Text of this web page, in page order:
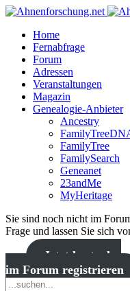
Home
Fernabfrage
Forum
Adressen
Veranstaltungen
Magazin
Genealogie-Anbieter
Ancestry
FamilyTree
FamilySearch
Geneanet
23andMe
MyHeritage
Sie sind noch nicht im
Frage und lassen Sie sich
Jetzt kostenlos
im Forum registrieren